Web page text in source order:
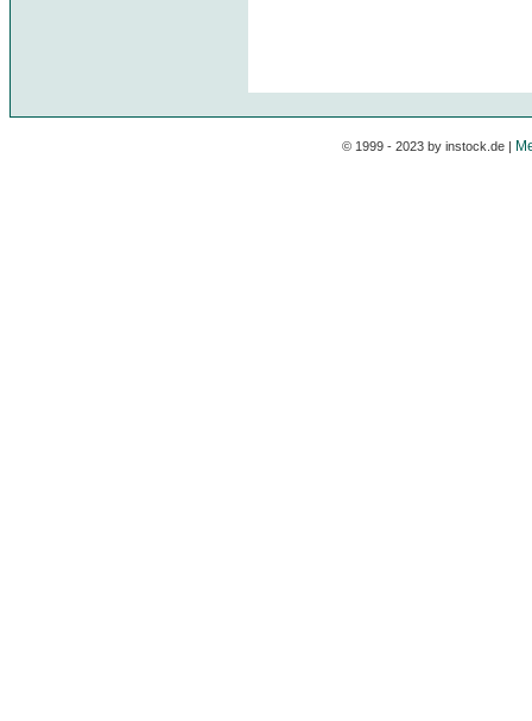
© 1999 - 2023 by instock.de |